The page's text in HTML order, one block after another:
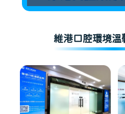
維港口腔環境溫